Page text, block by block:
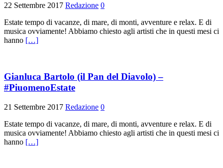
22 Settembre 2017 Redazione 0
Estate tempo di vacanze, di mare, di monti, avventure e relax. E di
musica ovviamente! Abbiamo chiesto agli artisti che in questi mesi ci
hanno […]
Gianluca Bartolo (il Pan del Diavolo) –
#PiuomenoEstate
21 Settembre 2017 Redazione 0
Estate tempo di vacanze, di mare, di monti, avventure e relax. E di
musica ovviamente! Abbiamo chiesto agli artisti che in questi mesi ci
hanno […]